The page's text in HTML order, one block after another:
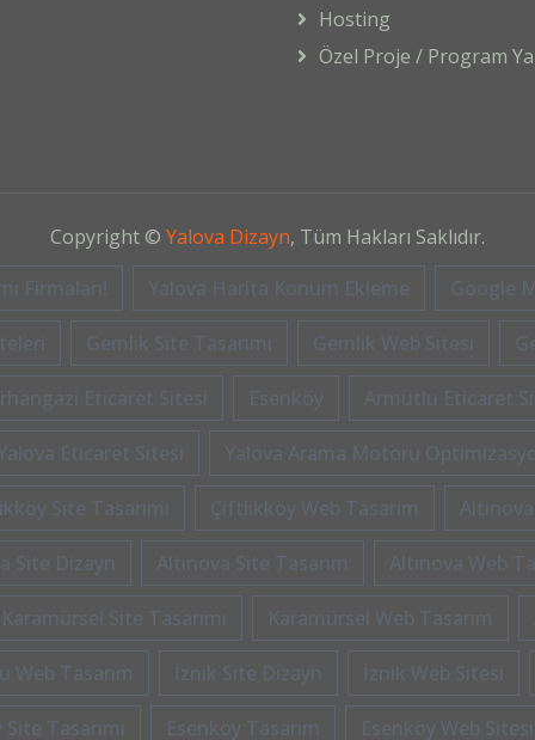
Hosting
Özel Proje / Program
Copyright © Yalova Dizayn, Tüm Hakları Saklıdır.
Firmaları!
Yalova Harita Konum Ekleme Google
Gemlik Site Tasarımı Gemlik Web Sitesi
Eticaret Sitesi Esenköy Armutlu Eticaret
Eticaret Sitesi Yalova Arama Motoru
Site Tasarımı Çiftlikköy Web Tasarım
Site Dizayn Altınova Site Tasarım Altınova Web
Karamürsel Site Tasarımı Karamürsel Web Tasarım
Web Tasarım İznik Site Dizayn İznik Web Sitesi
Tasarımı Esenköy Tasarım Esenköy Web Sitesi